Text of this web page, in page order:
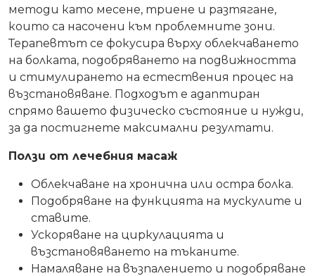
методи като месене, триене и разтягане,
които са насочени към проблемните зони.
Терапевтът се фокусира върху облекчаването
на болката, подобряването на подвижността
и стимулирането на естествения процес на
възстановяване. Подходът е адаптиран
спрямо вашето физическо състояние и нужди,
за да постигнете максимални резултати.
Ползи от лечебния масаж
Облекчаване на хронична или остра болка.
Подобряване на функцията на мускулите и
ставите.
Ускоряване на циркулацията и
възстановяването на тъканите.
Намаляване на възпалението и подобряване